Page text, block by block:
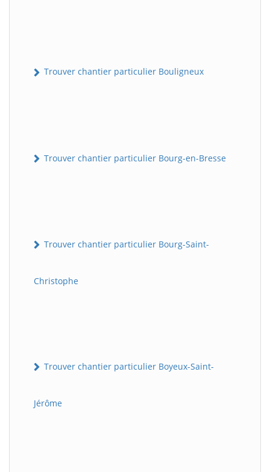
Trouver chantier particulier Bouligneux
Trouver chantier particulier Bourg-en-Bresse
Trouver chantier particulier Bourg-Saint-
Christophe
Trouver chantier particulier Boyeux-Saint-
Jérôme